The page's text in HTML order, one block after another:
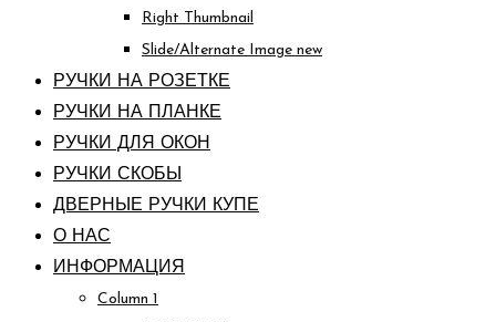
Right Thumbnail
Slide/Alternate Image new
РУЧКИ НА РОЗЕТКЕ
РУЧКИ НА ПЛАНКЕ
РУЧКИ ДЛЯ ОКОН
РУЧКИ СКОБЫ
ДВЕРНЫЕ РУЧКИ КУПЕ
О НАС
ИНФОРМАЦИЯ
Column 1